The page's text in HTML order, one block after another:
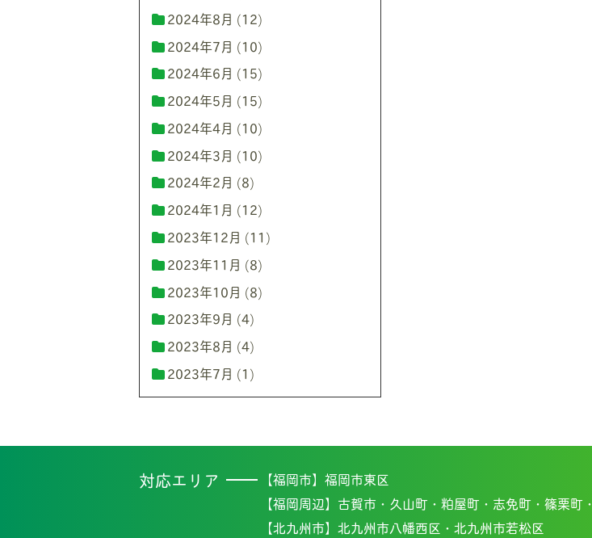
2024年8月 (12)
2024年7月 (10)
2024年6月 (15)
2024年5月 (15)
2024年4月 (10)
2024年3月 (10)
2024年2月 (8)
2024年1月 (12)
2023年12月 (11)
2023年11月 (8)
2023年10月 (8)
2023年9月 (4)
2023年8月 (4)
2023年7月 (1)
対応エリア 【福岡市】 福岡市東区
【福岡周辺】 古賀市・ 久山町・ 粕屋町・ 志免町・ 篠栗町・
【北九州市】 北九州市八幡西区・北九州市若松区